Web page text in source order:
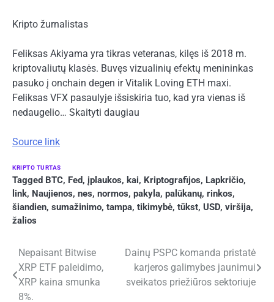
Kripto žurnalistas
Feliksas Akiyama yra tikras veteranas, kilęs iš 2018 m.
kriptovaliutų klasės. Buvęs vizualinių efektų menininkas
pasuko į onchain degen ir Vitalik Loving ETH maxi.
Feliksas VFX pasaulyje išsiskiria tuo, kad yra vienas iš
nedaugelio… Skaityti daugiau
Source link
KRIPTO TURTAS
Tagged BTC, Fed, įplaukos, kai, Kriptografijos, Lapkričio,
link, Naujienos, nes, normos, pakyla, palūkanų, rinkos,
šiandien, sumažinimo, tampa, tikimybė, tūkst, USD, viršija,
žalios
Navigacija
tarp
Nepaisant Bitwise
XRP ETF paleidimo,
XRP kaina smunka
8%.
Dainų PSPC komanda pristatė
karjeros galimybes jaunimui
sveikatos priežiūros sektoriuje